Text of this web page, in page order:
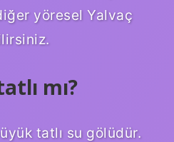
yöresel Yalvaç
mı?
tatlı su gölüdür.